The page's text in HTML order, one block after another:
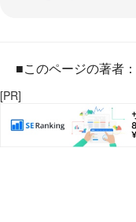
■このページの著者：
[PR]